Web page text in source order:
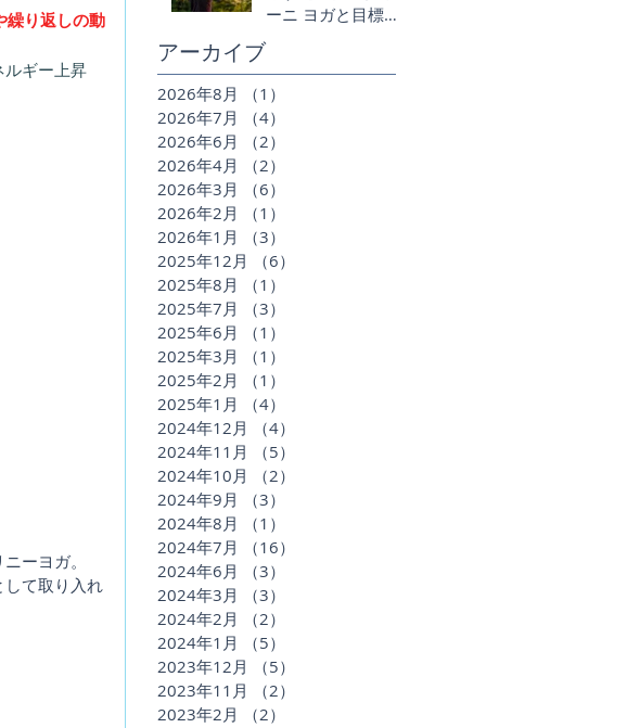
繰り返しの動
ルギー上昇
ーヨガ。
て取り入れ
ーニ ヨガと目標設
アーカイブ
2026年8月 （1）
2026年7月
（4）
2026年6月
（2）
2026年4月
（2）
2026年3月
（6）
2026年2月
（1）
2026年1月
（3）
2025年12月
（6）
2025年8月
（1）
2025年7月
（3）
2025年6月
（1）
2025年3月
（1）
2025年2月
（1）
2025年1月
（4）
2024年12月
（4）
2024年11月
（5）
2024年10月
（2）
2024年9月
（3）
2024年8月
（1）
2024年7月
（16）
2024年6月
（3）
2024年3月
（3）
2024年2月
（2）
2024年1月
（5）
2023年12月
（5）
2023年11月
（2）
2023年2月
（2）